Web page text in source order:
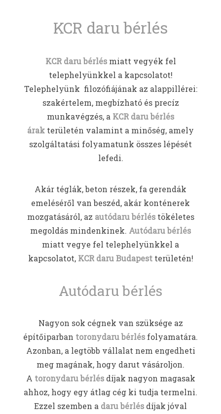
KCR daru bérlés
KCR daru bérlésmiatt vegyék fel
telephelyünkkel a kapcsolatot!
Telephelyünk filozófiájának az alappillérei:
szakértelem, megbízható és precíz
munkavégzés, a KCR daru bérlés
árak területén valamint a minőség, amely
szolgáltatási folyamatunk összes lépését
lefedi.
Akár téglák, beton részek, fa gerendák
emeléséről van beszéd, akár konténerek
mozgatásáról, az autódaru bérléstökéletes
megoldás mindenkinek. Autódaru bérlés
miatt vegye fel telephelyünkkel a
kapcsolatot, KCR daru Budapestterületén!
Autódaru bérlés
Nagyon sok cégnek van szüksége az
építőiparban toronydaru bérlés folyamatára.
Azonban, a legtöbb vállalat nem engedheti
meg magának, hogy darut vásároljon.
A toronydaru bérlés díjak nagyon magasak
ahhoz, hogy egy átlag cég ki tudja termelni.
Ezzel szemben a daru bérlés díjak jóval